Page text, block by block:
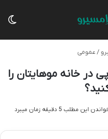
/عمومی
در خانه موهایتان را
این مطلب 5 دقیقه زمان میبرد